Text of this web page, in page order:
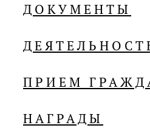
ДОКУМЕНТЫ
ПРИЕМ
НАГРАДЫ